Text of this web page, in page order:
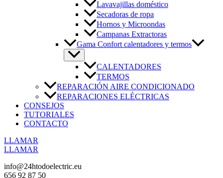
Lavavajillas doméstico
Secadoras de ropa
Hornos y Microondas
Campanas Extractoras
Gama Confort calentadores y termos
CALENTADORES
TERMOS
REPARACIÓN AIRE CONDICIONADO
REPARACIONES ELÉCTRICAS
CONSEJOS
TUTORIALES
CONTACTO
LLAMAR
LLAMAR
info@24htodoelectric.eu
656 92 87 50